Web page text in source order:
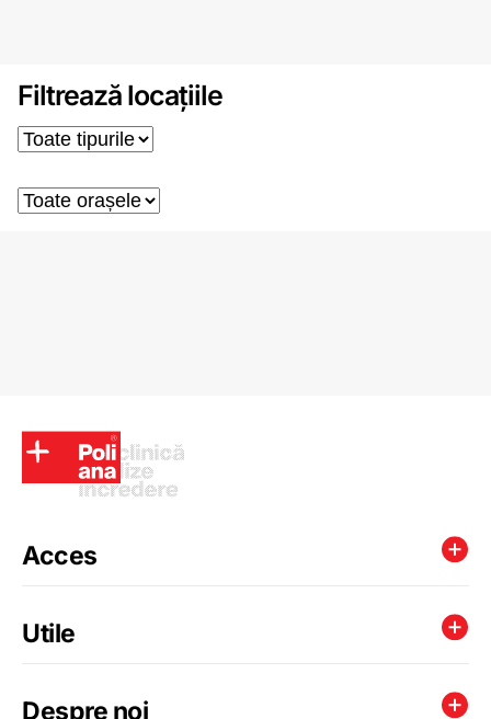
Filtrează locațiile
Acces
Utile
Despre noi